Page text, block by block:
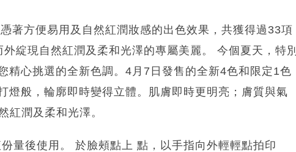
著方便易用及自然紅潤妝感的出色效果，共獲得過33項
綻現自然紅潤及柔和光澤的專屬美麗。 今個夏天，特別
精心挑選的全新色調。4月7日發售的全新4色和限定1色
燈般，輪廓即時變得立體。肌膚即時更明亮；膚質與氣
紅潤及柔和光澤。
量後使用。 於臉頰點上 點，以手指向外輕輕點拍印